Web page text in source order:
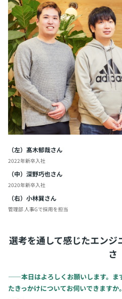
（左）髙木郁哉さん
2022年新卒入社
（中）深野巧也さん
2020年新卒入社
（右）小林巽さん
管理部 人事Gで採用を担当
選考を通して感じたエンジ
さ
――本日はよろしくお願いします。ま
たきっかけについてお伺いできますか。